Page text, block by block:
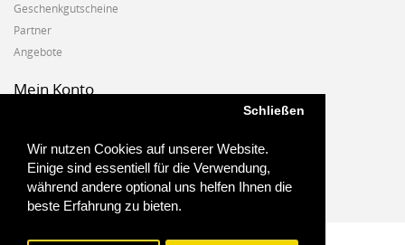
Wir nutzen Cookies auf unserer Website.
Einige sind essentiell für die Verwendung,
während andere optional uns helfen Ihnen die
beste Erfahrung zu bieten.
Schließen
Geschenkgutscheine
Partner
Angebote
Mein Konto
Auftragshistorie
Wunschzettel
Newsletter